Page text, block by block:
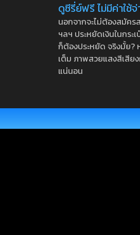
ดูซีรี่ย์ฟรี ไม่มีค่าใช้จ่
นอกจากจะไม่ต้องสมัค
ฯลฯ ประหยัดเงินในกระ
ก็ต้องประหยัด จริงมั้ย
เต็ม ภาพสวยแสงสีเสีย
แน่นอน